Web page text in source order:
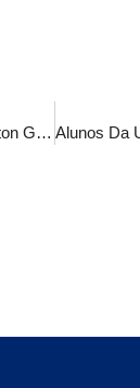
Pré-Candidato Dr Hilton Gonçalo Recebe Apoio De Prefeito